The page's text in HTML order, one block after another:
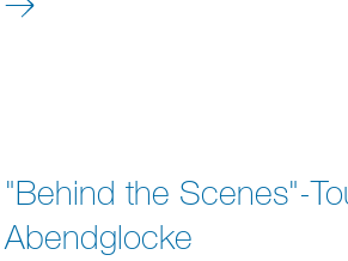
"Behind the Scenes"-
Abendglocke